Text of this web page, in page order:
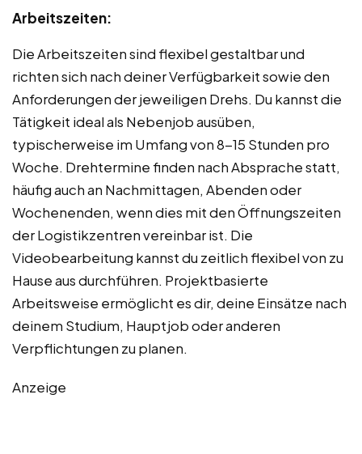
Arbeitszeiten:
Die Arbeitszeiten sind flexibel gestaltbar und
richten sich nach deiner Verfügbarkeit sowie den
Anforderungen der jeweiligen Drehs. Du kannst die
Tätigkeit ideal als Nebenjob ausüben,
typischerweise im Umfang von 8-15 Stunden pro
Woche. Drehtermine finden nach Absprache statt,
häufig auch an Nachmittagen, Abenden oder
Wochenenden, wenn dies mit den Öffnungszeiten
der Logistikzentren vereinbar ist. Die
Videobearbeitung kannst du zeitlich flexibel von zu
Hause aus durchführen. Projektbasierte
Arbeitsweise ermöglicht es dir, deine Einsätze nach
deinem Studium, Hauptjob oder anderen
Verpflichtungen zu planen.
Anzeige